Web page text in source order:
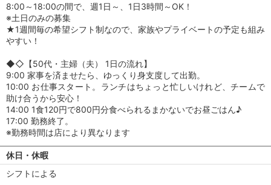
8:00～18:00の間で、週1日～、1日3時間～OK！
※土日のみの募集
★1週間毎の希望シフト制なので、家族やプライベートの予定も組み
やすい！
◆◇【50代・主婦（夫） 1日の流れ】
9:00 家事を済ませたら、ゆっくり身支度して出勤。
10:00 お仕事スタート。ランチはちょっと忙しいけれど、チームで
助け合うから安心！
14:00 1食120円で800円分食べられるまかないでお昼ごはん♪
17:00 勤務終了。
※勤務時間は店により異なります
休日・休暇
シフトによる